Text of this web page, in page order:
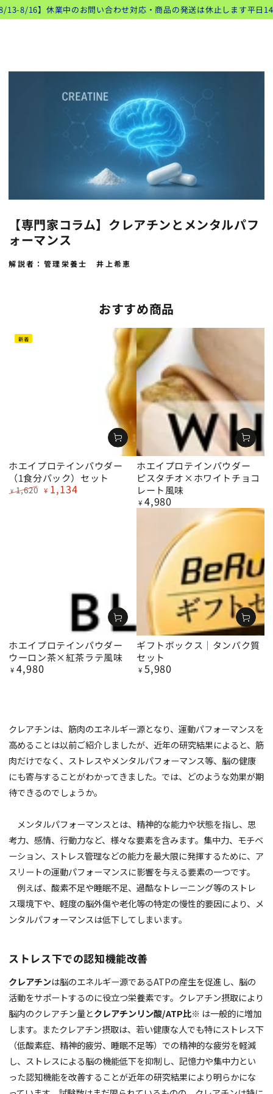
コンテンツにスキッ
プする
8/16】休業中のお問い合わせ対応・商品の発送は休止します平日14
ト
【専門家コラム】クレアチンとメンタルパフ
ォーマンス
解説者：管理栄養士 井上希恵
おすすめ商品
ホエイプロテインパウダー
（1食分パック）セット
¥ 1,620
¥ 1,134
新着
ホエイプロテインパウダー
ピスタチオ×ホワイトチョコ
レート風味
定
¥ 4,980
ホエイプロテインパウダー
ウーロン茶×紅茶ラテ風味
定
¥ 4,980
ギフトボックス｜タンパク質
セット
定
¥ 5,980
クレアチンは、筋肉のエネルギー源となり、運動パフォーマンスを
高めることは以前ご紹介しましたが、近年の研究結果によると、筋
肉だけでなく、ストレスやメンタルパフォーマンス等、脳の健康
にも寄与することがわかってきました。では、どのような効果が期
待できるのでしょうか。
メンタルパフォーマンスとは、精神的な能力や状態を指し、思
考力、感情、行動力など、様々な要素を含みます。集中力、モチベ
ーション、ストレス管理などの能力を最大限に発揮するために、ア
スリートの運動パフォーマンスに影響を与える要素の一つです。
例えば、酸素不足や睡眠不足、過酷なトレーニング等のストレ
ス環境下や、軽度の脳外傷や老化等の特定の慢性的要因により、メ
ンタルパフォーマンスは低下してしまいます。
ストレス下での認知機能改善
クレアチンは脳のエネルギー源であるATPの産生を促進し、脳の
活動をサポートするのに役立つ栄養素です。クレアチン摂取により
脳内のクレアチン量とクレアチンリン酸/ATP比※ は一般的に増加
します。またクレアチン摂取は、若い健康な人でも特にストレス下
（低酸素症、精神的疲労、睡眠不足等）での精神的な疲労を軽減
し、ストレスによる脳の機能低下を抑制し、記憶力や集中力とい
った認知機能を改善することが近年の研究結果により明らかにな
類似商品